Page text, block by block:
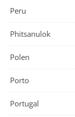
Peru
Phitsanulok
Polen
Porto
Portugal